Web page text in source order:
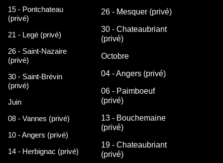
15 - Pontchateau
(privé)
21 - Legé (privé)
26 - Saint-Nazaire
(privé)
30 - Saint-Brévin
(privé)
Juin
08 - Vannes (privé)
10 - Angers (privé)
14 - Herbignac (privé)
26 - Mesquer (privé)
30 - Chateaubriant
(privé)
Octobre
04 - Angers (privé)
06 - Paimboeuf
(privé)
13 - Bouchemaine
(privé)
19 - Chateaubriant
(privé)